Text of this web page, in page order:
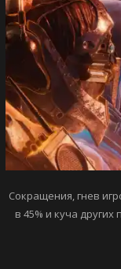
Сокращения, гнев
в 45% и куча